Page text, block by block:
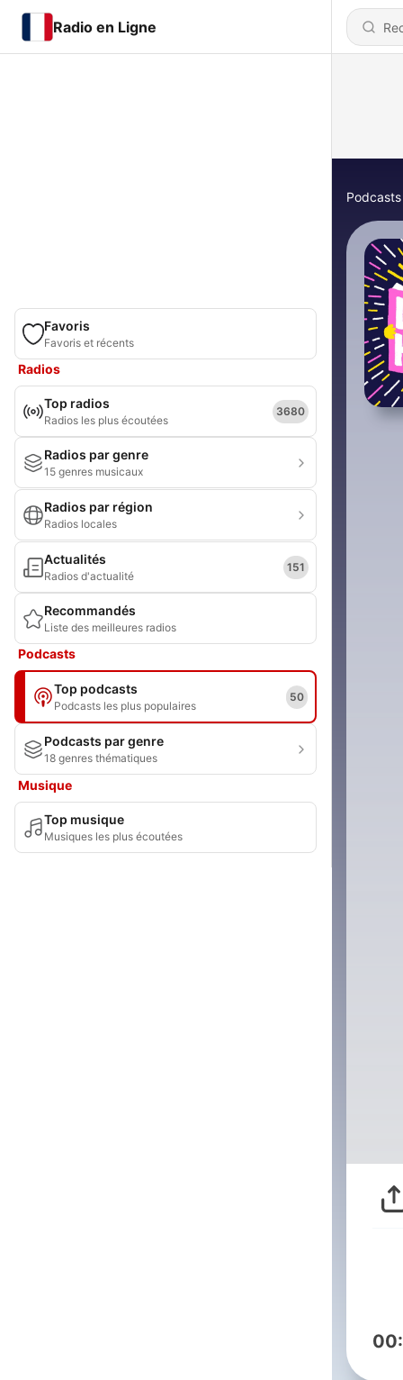
Radio en Ligne
Favoris
Favoris et récents
Radios
Top radios
Radios les plus écoutées
3680
Radios par genre
15 genres musicaux
Radios par région
Radios locales
Actualités
Radios d'actualité
151
Recommandés
Liste des meilleures radios
Podcasts
Top podcasts
Podcasts les plus populaires
50
Podcasts par genre
18 genres thématiques
Musique
Top musique
Musiques les plus écoutées
Podcasts